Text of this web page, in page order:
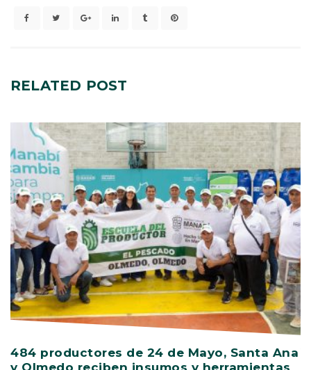
RELATED POST
484 productores de 24 de Mayo, Santa Ana
y Olmedo reciben insumos y herramientas